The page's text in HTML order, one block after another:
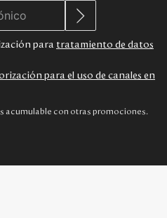
para tratamiento de datos
para el uso de canales en
acumulable con otras promociones.